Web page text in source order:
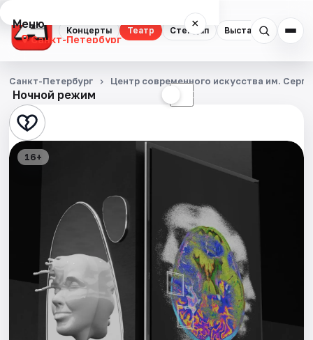
Концерты Театр Стендап Выставки
Меню ×
Санкт-Петербург
Концерты
Театр
Стендап
Экскурсии
Спорт
События
Ночной режим ☾
Санкт-Петербург Центр современного искусства им.
16+